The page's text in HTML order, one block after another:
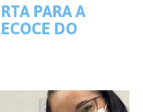
PARA A
DO